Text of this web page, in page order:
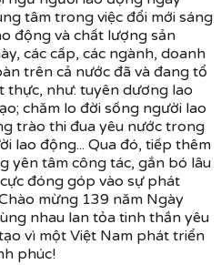
tâm trong việc đổi mới sáng
động và chất lượng sản
các cấp, các ngành, doanh
trên cả nước đã và đang tổ
thực, như: tuyên dương lao
chăm lo đời sống người lao
trào thi đua yêu nước trong
lao động... Qua đó, tiếp thêm
yên tâm công tác, gắn bó lâu
đóng góp vào sự phát
mừng 139 năm Ngày
nhau lan tỏa tinh thần yêu
vì một Việt Nam phát triển
phúc!